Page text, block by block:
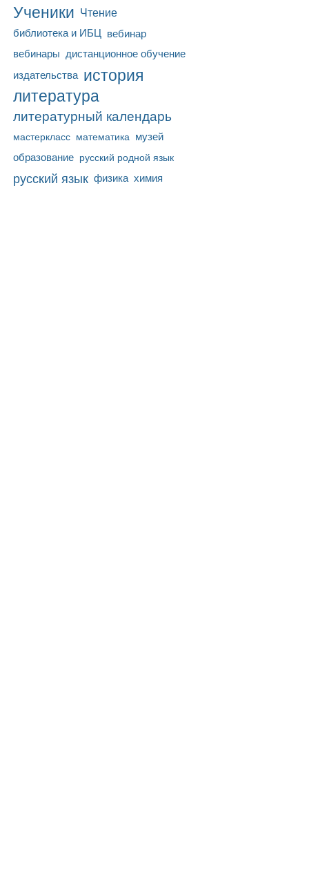
Ученики Чтение
библиотека и ИБЦ вебинар
вебинары дистанционное обучение
издательства история
литература
литературный календарь
мастеркласс математика музей
образование русский родной язык
русский язык физика химия